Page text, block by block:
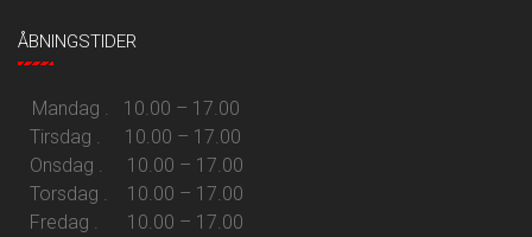
ÅBNINGSTIDER
Mandag . 10.00 – 17.00
Tirsdag . 10.00 – 17.00
Onsdag . 10.00 – 17.00
Torsdag . 10.00 – 17.00
Fredag . 10.00 – 17.00